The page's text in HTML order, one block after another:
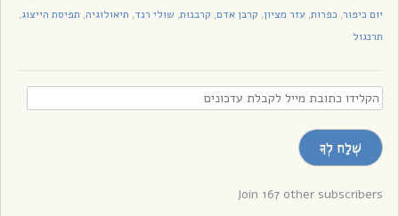
יום כיפור, כפרות, עזר מציון, קרבן אדם, קרבנות, שולי רנד, תיאולוגיה, תפיסת הייצוג,
תרנגול
הקלידו
כתובת
מייל
לקבלת
עדכונים
שְׁלַח לְךָ
Join 167 other subscribers